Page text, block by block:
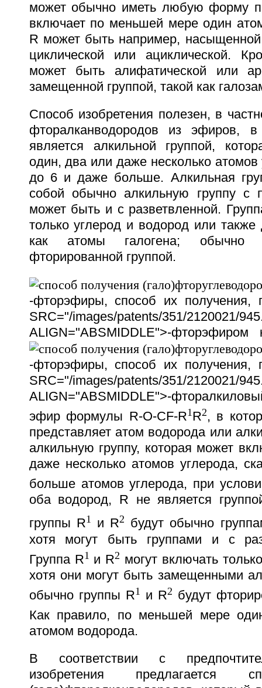
может обычно иметь любую форму
включает по меньшей мере один
R может быть например,
циклической или ациклической.
может быть алифатической или
замещенной группой, такой как
Способ изобретения полезен, в
фторалканводородов из эфиров,
является алкильной группой,
один, два или даже несколько
до 6 и даже больше. Алкильная
собой обычно алкильную группу с
может быть и с разветвленной.
только углерод и водород или также
как атомы галогена; обычно
фторированной группой.
-фторэфиры, способ их
SRC="/images/patents/351/2120021/
ALIGN="ABSMIDDLE">-
-фторэфиры, способ их
SRC="/images/patents/351/2120021/
ALIGN="ABSMIDDLE">-
эфир формулы R-O-CF-R1 R2, в
представляет атом водорода или
алкильную группу, которая может
даже несколько атомов углерода,
больше атомов углерода, при
оба водород, R не является
группы R1 и R2 будут обычно
хотя могут быть группами и с
Группа R1 и R2 могут включать
хотя они могут быть замещенными
обычно группы R1 и R2 будут
Как правило, по меньшей мере
атомом водорода.
В соответствии с
изобретения предлагается